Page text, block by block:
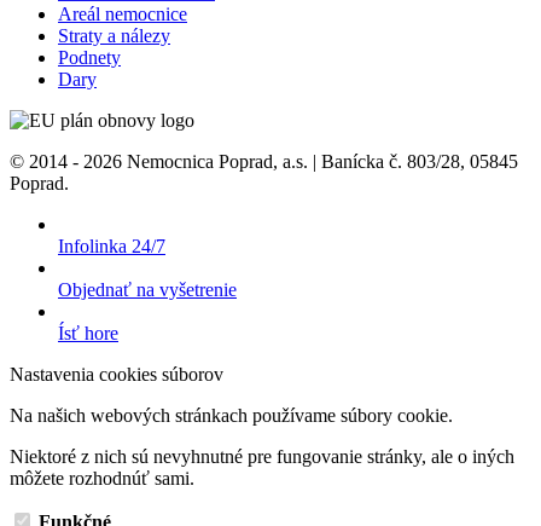
Areál nemocnice
Straty a nálezy
Podnety
Dary
© 2014 - 2026 Nemocnica Poprad, a.s. | Banícka č. 803/28, 05845
Poprad.
Infolinka 24/7
Objednať na vyšetrenie
Ísť hore
Nastavenia cookies súborov
Na našich webových stránkach používame súbory cookie.
Niektoré z nich sú nevyhnutné pre fungovanie stránky, ale o iných
môžete rozhodnúť sami.
Funkčné